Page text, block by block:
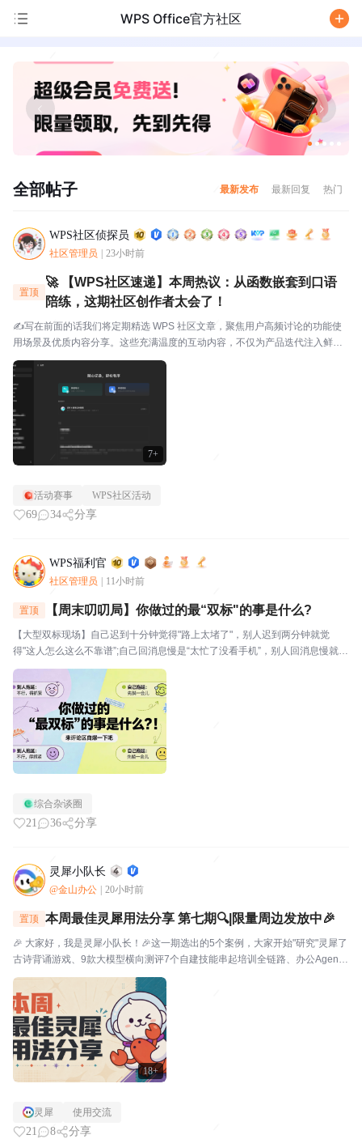
WPS Office官方社区
全部帖子 最新发布 最新回复 热门
WPS社区侦探员
社区管理员 23小时前
7+
置顶
🚀 【WPS社区速递】本周热议：从函数嵌套到口语
陪练，这期社区创作者太会了！
✍️写在前面的话我们将定期精选 WPS 社区文章，聚焦用户高频讨论的功能使
用场景及优质内容分享。这些充满温度的互动内容，不仅为产品迭代注入鲜活
灵感，更搭建起官方与用户的双向沟通桥梁，每一份分享都值得被看见与珍
视。⭐关于WPS社区WPS社区（bbs.wps....
活动赛事 WPS社区活动
69 34 分享
WPS福利官
社区管理员 11小时前
置顶 【周末叨叨局】你做过的最“双标"的事是什么?
【大型双标现场】自己迟到十分钟觉得"路上太堵了"，别人迟到两分钟就觉
得"这人怎么这么不靠谱”;自己回消息慢是“太忙了没看手机”，别人回消息慢就是
“故意不回我吧”🔥玩法："我对自己___________,但对别人__________。我就
是这么双标。评论区坦...
综合杂谈圈
21 36 分享
灵犀小队长
@金山办公 20小时前
18+
置顶 本周最佳灵犀用法分享 第七期🔍|限量周边发放中🎉
🎉 大家好，我是灵犀小队长！🎉这一期选出的5个案例，大家开始"研究"灵犀了
古诗背诵游戏、9款大模型横向测评7个自建技能串起培训全链路、办公Agent
同台对比甚至灵犀还能杀毒查木马一起来看看这一期的硬核实践——👤墨云轩
一句话让灵犀自由发挥，给儿子做了个古诗背...
灵犀 使用交流
21 8 分享